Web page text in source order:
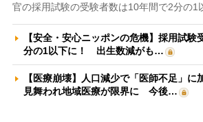
官の採用試験の受験者数は10年間で2分の1
【安全・安心ニッポンの危機】採用試験
分の1以下に！ 出生数減がも…
【医療崩壊】人口減少で「医師不足」に
見舞われ地域医療が限界に 今後…